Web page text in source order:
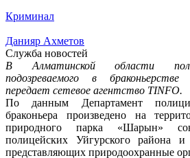
Криминал
Данияр Ахметов
Служба новостей
В Алматинской области
подозреваемого в
передает сетевое агентство TINFO.
По данным Департамент
браконьера произведено на
природного парка «Шарын»
полицейских Уйгурского района и
представляющих природоохранные